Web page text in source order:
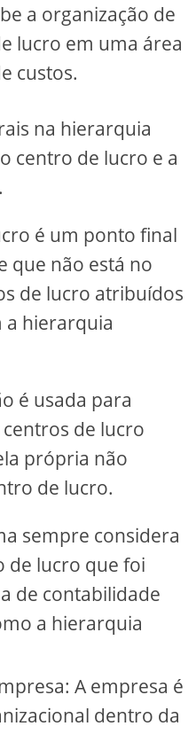
a organização de
lucro em uma área
custos.
na hierarquia
centro de lucro e a
é um ponto final
que não está no
de lucro atribuídos
a hierarquia
é usada para
de lucro
própria não
de lucro.
sempre considera
de lucro que foi
de contabilidade
a hierarquia
A empresa é
dentro da